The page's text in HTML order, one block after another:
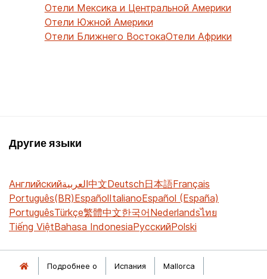
Отели Мексика и Центральной Америки
Отели Южной Америки
Отели Ближнего ВостокаОтели Африки
Другие языки
Английскийالعربية中文Deutsch日本語Français
Português(BR)EspañolItalianoEspañol (España)
PortuguêsTürkçe繁體中文한국어Nederlandsไทย
Tiếng ViệtBahasa IndonesiaРусскийPolski
Подробнее о Испания
Mallorca